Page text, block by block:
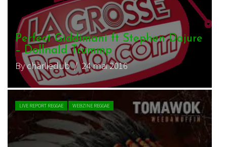
Perfect Giddimani & Tomawok – Hey
Jude
By magmamatte/ 10 novembre 2017
VIDEO REGGAE WEBZINE REGGAE